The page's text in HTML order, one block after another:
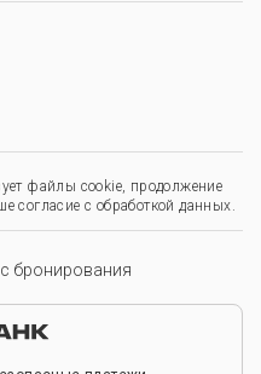
файлы cookie, продолжение
согласие с обработкой данных.
бронирования